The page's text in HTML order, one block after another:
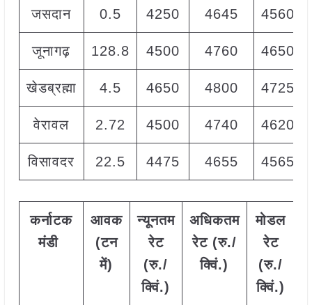
जसदान 0.5 4250 4645 4560
जूनागढ़ 128.8 4500 4760 4650
खेडब्रह्मा 4.5 4650 4800 4725
वेरावल 2.72 4500 4740 4620
विसावदर 22.5 4475 4655 4565
कर्नाटक
मंडी
आवक
(टन
में)
न्यूनतम
रेट
(रु./
क्विं.)
अधिकतम
रेट (रु./
क्विं.)
मोडल
रेट
(रु./
क्विं.)